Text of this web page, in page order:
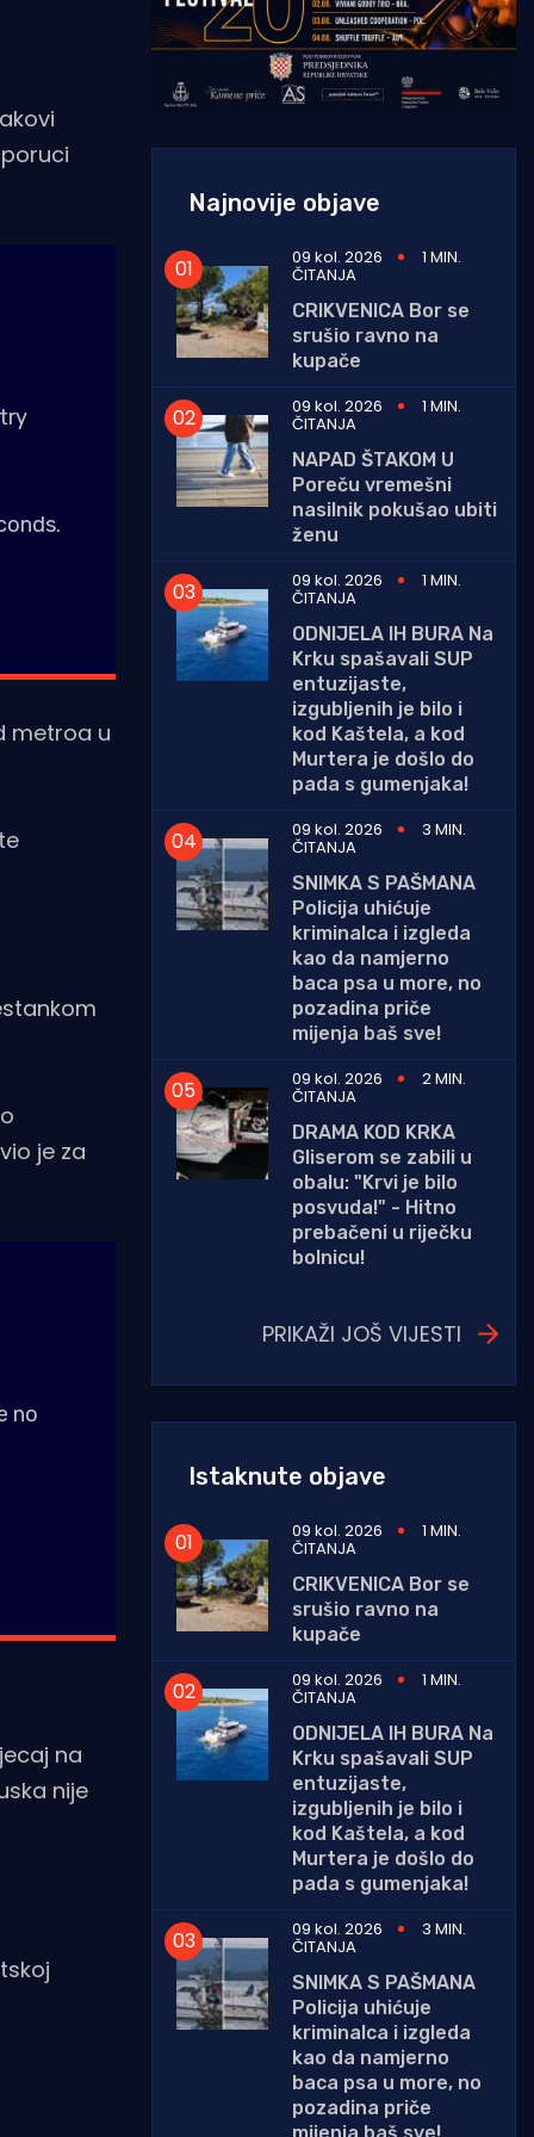
metroa u
je za
no
na
nije
Najnovije objave
09 kol. 2026 1 MIN.
ČITANJA
CRIKVENICA Bor se
srušio ravno na
kupače
09 kol. 2026
1 MIN.
ČITANJA
NAPAD ŠTAKOM U
Poreču vremešni
nasilnik pokušao ubiti
ženu
09 kol. 2026
1 MIN.
ČITANJA
ODNIJELA IH BURA Na
Krku spašavali SUP
entuzijaste,
izgubljenih je bilo i
kod Kaštela, a kod
Murtera je došlo do
pada s gumenjaka!
09 kol. 2026
3 MIN.
ČITANJA
SNIMKA S PAŠMANA
Policija uhićuje
kriminalca i izgleda
kao da namjerno
baca psa u more, no
pozadina priče
mijenja baš sve!
09 kol. 2026
2 MIN.
ČITANJA
DRAMA KOD KRKA
Gliserom se zabili u
obalu: "Krvi je bilo
posvuda!" - Hitno
prebačeni u riječku
bolnicu!
PRIKAŽI JOŠ VIJESTI
Istaknute objave
09 kol. 2026 1 MIN.
ČITANJA
CRIKVENICA Bor se
srušio ravno na
kupače
09 kol. 2026
1 MIN.
ČITANJA
ODNIJELA IH BURA Na
Krku spašavali SUP
entuzijaste,
izgubljenih je bilo i
kod Kaštela, a kod
Murtera je došlo do
pada s gumenjaka!
09 kol. 2026
3 MIN.
ČITANJA
SNIMKA S PAŠMANA
Policija uhićuje
kriminalca i izgleda
kao da namjerno
baca psa u more, no
pozadina priče
mijenja baš sve!